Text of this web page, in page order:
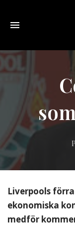
Liverpools
ekonomiska
medför